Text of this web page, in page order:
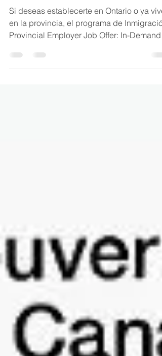
Demand Skills Stream
Si deseas establecerte en Ontario o ya
en la provincia, el programa de Inmigración
Provincial Employer Job Offer: In-Demand